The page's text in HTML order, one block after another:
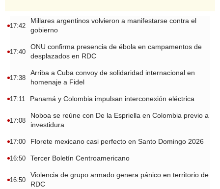
17:42
Millares argentinos volvieron a manifestarse contra el
gobierno
17:40
ONU confirma presencia de ébola en campamentos de
desplazados en RDC
17:38
Arriba a Cuba convoy de solidaridad internacional en
homenaje a Fidel
17:11 Panamá y Colombia impulsan interconexión eléctrica
17:08
Noboa se reúne con De la Espriella en Colombia previo a
investidura
17:00 Florete mexicano casi perfecto en Santo Domingo 2026
16:50 Tercer Boletín Centroamericano
16:50
Violencia de grupo armado genera pánico en territorio de
RDC